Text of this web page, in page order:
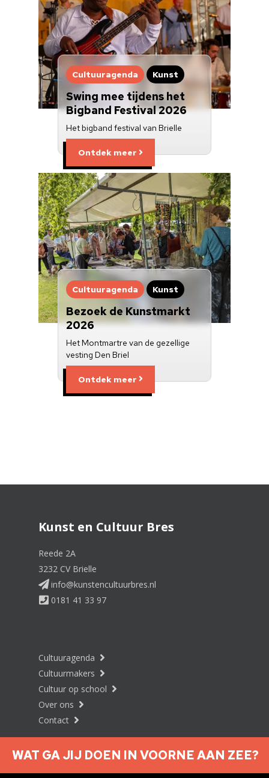
Cultuuragenda Kunst
Swing mee tijdens het
Bigband Festival 2026
Het bigband festival van Brielle
Ontdek meer
Cultuuragenda Kunst
Bezoek de Kunstmarkt
2026
Het Montmartre van de gezellige
vesting Den Briel
Ontdek meer
Kunst en Cultuur Bres
Reede 2A
3232 CV Brielle
info@kunstencultuurbres.nl
0181 41 33 97
Cultuuragenda
Cultuurmakers
Cultuur op school
Over ons
Contact
WAT GA JIJ DOEN IN VOORNE AAN ZEE?